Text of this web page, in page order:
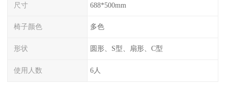
尺寸 688*500mm
椅子颜色 多色
形状 圆形、S型、扇形、C型
使用人数 6人